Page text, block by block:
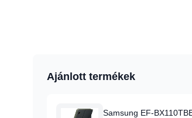
Ajánlott termékek
Samsung EF-